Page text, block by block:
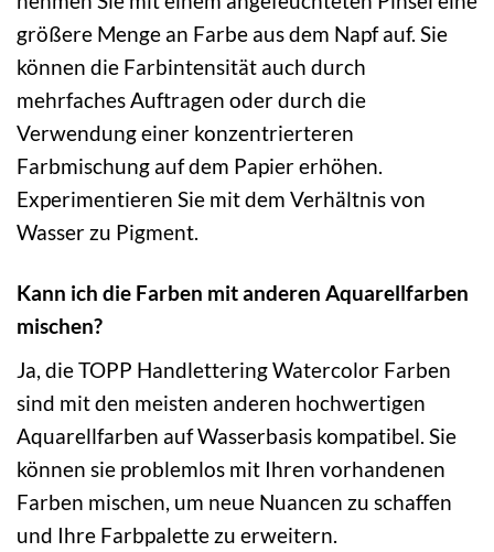
größere Menge an Farbe aus dem Napf auf. Sie
können die Farbintensität auch durch
mehrfaches Auftragen oder durch die
Verwendung einer konzentrierteren
Farbmischung auf dem Papier erhöhen.
Experimentieren Sie mit dem Verhältnis von
Wasser zu Pigment.
Kann ich die Farben mit anderen Aquarellfarben
mischen?
Ja, die TOPP Handlettering Watercolor Farben
sind mit den meisten anderen hochwertigen
Aquarellfarben auf Wasserbasis kompatibel. Sie
können sie problemlos mit Ihren vorhandenen
Farben mischen, um neue Nuancen zu schaffen
und Ihre Farbpalette zu erweitern.